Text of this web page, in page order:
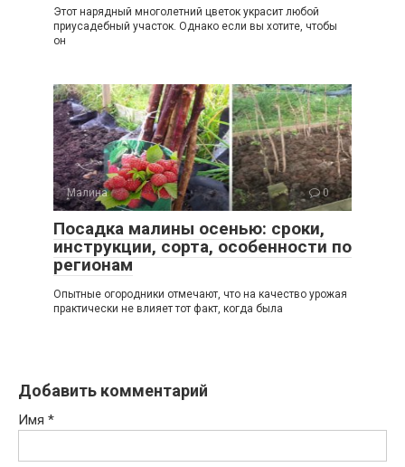
Этот нарядный многолетний цветок украсит любой
приусадебный участок. Однако если вы хотите, чтобы
он
Малина 0
Посадка малины осенью: сроки,
инструкции, сорта, особенности по
регионам
Опытные огородники отмечают, что на качество урожая
практически не влияет тот факт, когда была
Добавить комментарий
Имя *